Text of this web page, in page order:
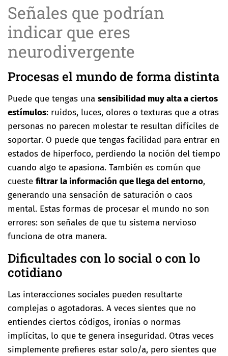
Señales que podrían
indicar que eres
neurodivergente
Procesas el mundo de forma distinta
Puede que tengas una sensibilidad muy alta a ciertos
estímulos: ruidos, luces, olores o texturas que a otras
personas no parecen molestar te resultan difíciles de
soportar. O puede que tengas facilidad para entrar en
estados de hiperfoco, perdiendo la noción del tiempo
cuando algo te apasiona. También es común que
cueste filtrar la información que llega del entorno,
generando una sensación de saturación o caos
mental. Estas formas de procesar el mundo no son
errores: son señales de que tu sistema nervioso
funciona de otra manera.
Dificultades con lo social o con lo
cotidiano
Las interacciones sociales pueden resultarte
complejas o agotadoras. A veces sientes que no
entiendes ciertos códigos, ironías o normas
implícitas, lo que te genera inseguridad. Otras veces
simplemente prefieres estar solo/a, pero sientes que